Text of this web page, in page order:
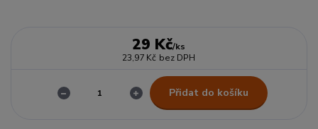
29 Kč/ks
23,97 Kč bez DPH
Přidat do košíku